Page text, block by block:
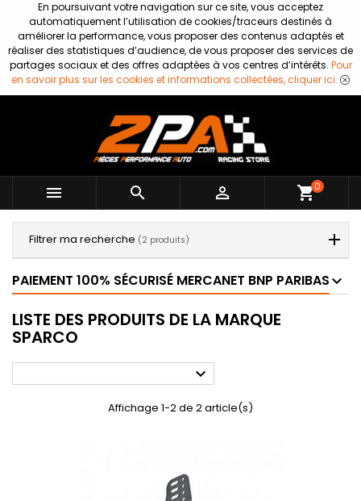
En poursuivant votre navigation sur ce site, vous acceptez
automatiquement l’utilisation de cookies/traceurs destinés à
améliorer la performance, vous proposer des contenus adaptés et
réaliser des statistiques d’audience, de vous proposer des services de
partages sociaux et des offres adaptées à vos centres d’intérêts. Pour
en savoir plus sur les cookies et informations collectées, cliquer ici.
   shopping_cart0
Filtrer ma recherche (2 produits)
PAIEMENT 100% SÉCURISÉ MERCANET BNP PARIBAS
LISTE DES PRODUITS DE LA MARQUE
SPARCO

Affichage 1-2 de 2 article(s)